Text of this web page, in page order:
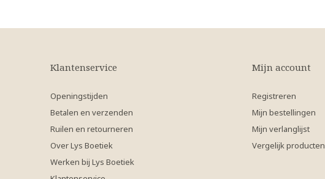
Klantenservice
Openingstijden
Betalen en verzenden
Ruilen en retourneren
Over Lys Boetiek
Werken bij Lys Boetiek
Mijn account
Registreren
Mijn bestellingen
Mijn verlanglijst
Vergelijk producten